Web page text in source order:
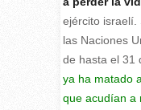
ejército israelí.
las Naciones
de hasta el 31
ya ha matado
que acudían a